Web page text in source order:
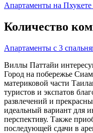
Виллы Паттайи
Город на побережье
материковой части
туристов и экспатов
развлечений и
идеальный вариант для
перспективу. Также
последующей сдачи в
Апартаменты на Пхукете
Количество
Апартаменты с 3